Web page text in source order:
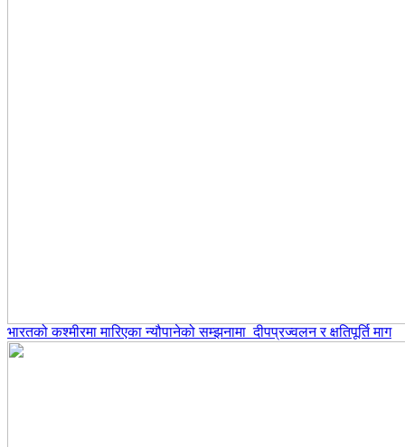
भारतको कश्मीरमा मारिएका न्यौपानेको सम्झनामा दीपप्रज्वलन र क्षतिपूर्ति माग